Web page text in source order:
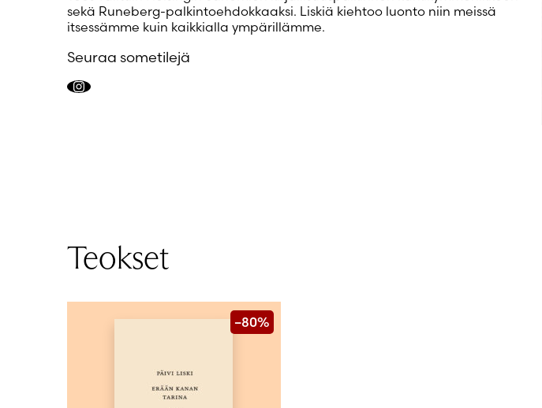
sekä Runeberg-palkintoehdokkaaksi. Liskiä kiehtoo luonto niin meissä
itsessämme kuin kaikkialla ympärillämme.
Seuraa sometilejä
Instagram
Teokset
–80%